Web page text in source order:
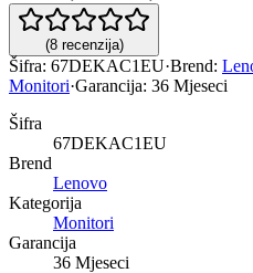
(8 recenzija)
Šifra: 67DEKAC1EU·Brend:
Monitori·Garancija: 36 Mjeseci
Šifra
67DEKAC1EU
Brend
Lenovo
Kategorija
Monitori
Garancija
36 Mjeseci